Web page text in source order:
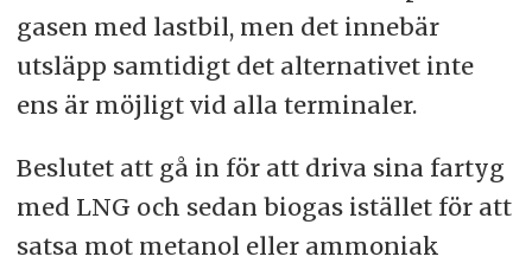
gasen med lastbil, men det innebär
utsläpp samtidigt det alternativet inte
ens är möjligt vid alla terminaler.
Beslutet att gå in för att driva sina fartyg
med LNG och sedan biogas istället för att
satsa mot metanol eller ammoniak